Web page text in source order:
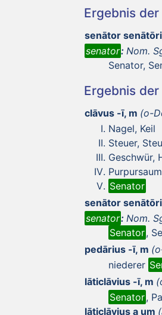
Ergebnis
senātor
senator: Nom.
Senator,
Ergebnis
clāvus -ī, m (o-
Nagel, Keil
Steuer,
Geschwür,
Senator
senātor
senator: Nom.
Senator,
pedārius -ī, m
niederer
lāticlāvius -ī, m
Senator,
lāticlāvius a um